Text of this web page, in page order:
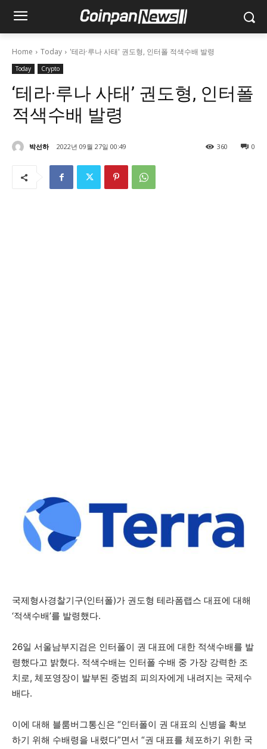
Home Today '테라·루나 사태' 권도형, 인터폴 적색수배 발령
Today Crypto
‘테라·루나 사태’ 권도형, 인터폴
적색수배 발령
박선하 2022년 09월 27일 00:49 0
360
국제형사경찰기구(인터폴)가 권도형 테라폼랩스 대표에 대해
‘적색수배’를 발령했다.
26일 서울남부지검은 인터폴이 권 대표에 대한 적색수배를 발
령했다고 밝혔다. 적색수배는 인터폴 수배 중 가장 강력한 조
치로, 체포영장이 발부된 중범죄 피의자에게 내려지는 국제수
배다.
이에 대해 블룸버그통신은 “인터폴이 권 대표의 신병을 확보
하기 위해 수배령을 내렸다”면서 “권 대표를 체포하기 위한 국